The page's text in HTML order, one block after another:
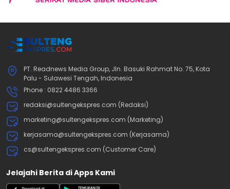
PT. Readnews Media Group, Jln. Basuki Rahmat No. 75, Kota
Palu - Sulawesi Tengah, Indonesia
Phone : 0822 4486 3366
redaksi@sultengekspres.com (Redaksi)
marketing@sultengekspres.com (Marketing)
kerjasama@sultengekspres.com (Kerjasama)
cs@sultengekspres.com (Customer Care)
Jelajahi Berita di Apps Kami